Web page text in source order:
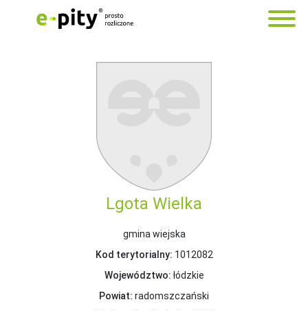
Lgota Wielka
gmina wiejska
Kod terytorialny: 1012082
Województwo: łódzkie
Powiat: radomszczański